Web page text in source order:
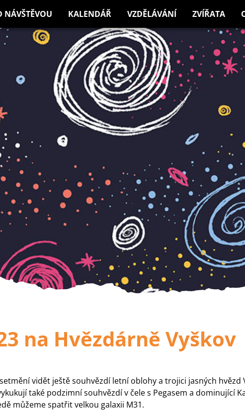
NÁVŠTĚVOU KALENDÁŘ VZDĚLÁVÁNÍ ZVÍŘATA
na Hvězdárně Vyškov
vidět ještě souhvězdí letní oblohy a trojici jasných hvězd
také podzimní souhvězdí v čele s Pegasem a dominující
můžeme spatřit velkou galaxii M31.